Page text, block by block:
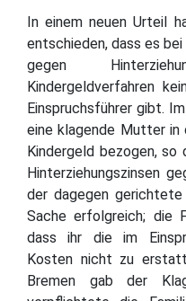
In einem neuen Urteil
entschieden, dass es
gegen
Kindergeldverfahren
Einspruchsführer gibt.
eine klagende Mutter in
Kindergeld bezogen, so
Hinterziehungszinsen
der dagegen
Sache erfolgreich; die
dass ihr die im
Kosten nicht zu
Bremen gab der